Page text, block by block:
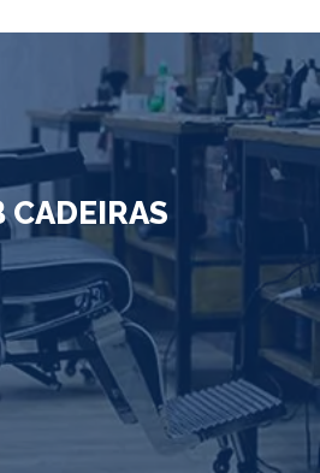
CADEIRAS